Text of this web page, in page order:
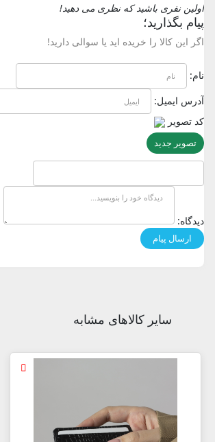
اولین نفری باشید که نظری می دهید!
پیام بگذارید؛
اگر این کالا را خریده اید یا سوالی دارید!
نام:
آدرس ایمیل:
کد تصویر
تصویر جدید
دیدگاه:
سایر کالاهای مشابه